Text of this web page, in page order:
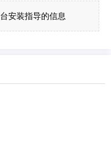
安装指导的信息